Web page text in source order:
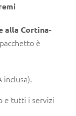
alla Cortina-
è
inclusa).
e tutti i servizi